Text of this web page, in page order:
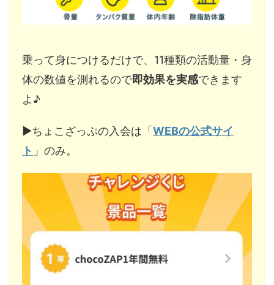
乗って身につけるだけで、11種類の活動量・身
体の数値を測れるので即効果を実感できます
よ♪
▶︎ちょこざっぷの入会は「 WEBの公式サイ
ト 」のみ。